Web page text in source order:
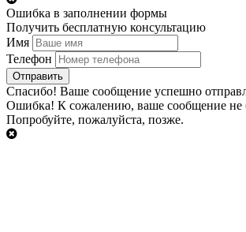
Ошибка в заполнении формы
Получить бесплатную консультацию
Имя
Телефон
Cпасибо! Ваше сообщение успешно
Ошибка! К сожалению, ваше сообщение не
Попробуйте, пожалуйста, позже.